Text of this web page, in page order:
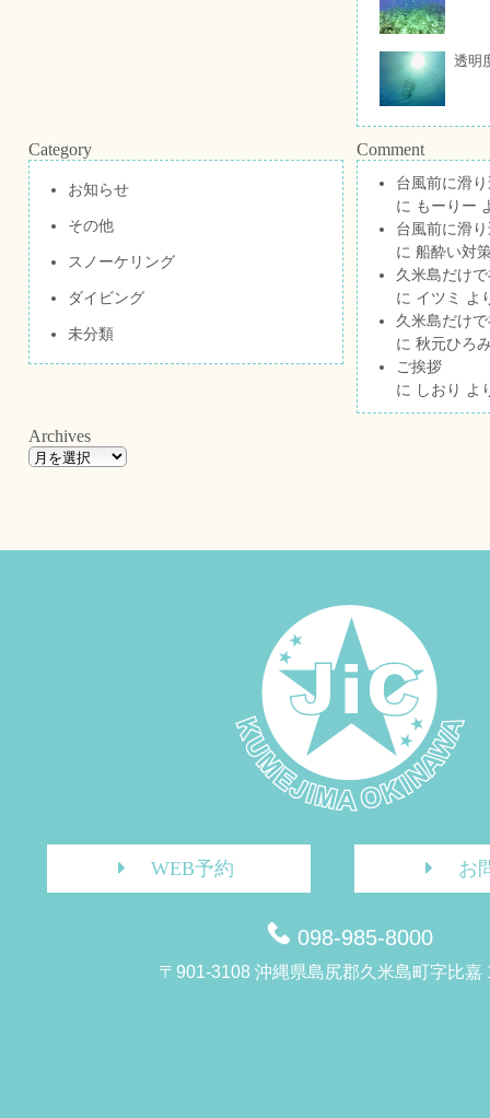
透明
Category
お知らせ
その他
スノーケリング
ダイビング
未分類
Comment
台風前に滑
に もーりー
台風前に滑
に 船酔い対
久米島だけ
に イツミ
よ
久米島だけ
に 秋元ひろ
ご挨拶
に しおり よ
Archives
WEB予約 お
098-985-8000
〒901-3108 沖縄県島尻郡久米島町字比嘉